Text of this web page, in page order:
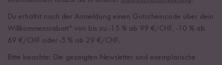
Du erhältst nach der Anmeldung einen Gutscheincode über dein
Willkommensrabatt* von bis zu -15 % ab 99 €/CHF, -10 % ab
69 €/CHF oder -5 % ab 29 €/CHF.
Bitte beachte: Die gezeigten Newsletter sind exemplarische